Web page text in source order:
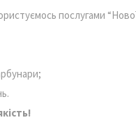
послугами